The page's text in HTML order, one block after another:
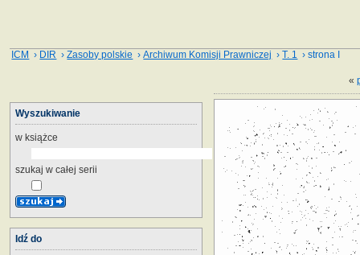
ICM › DIR ›Zasoby polskie ›Archiwum Komisji Prawniczej ›T. 1 › strona I
«
Wyszukiwanie
w książce
szukaj w całej serii
Idź do